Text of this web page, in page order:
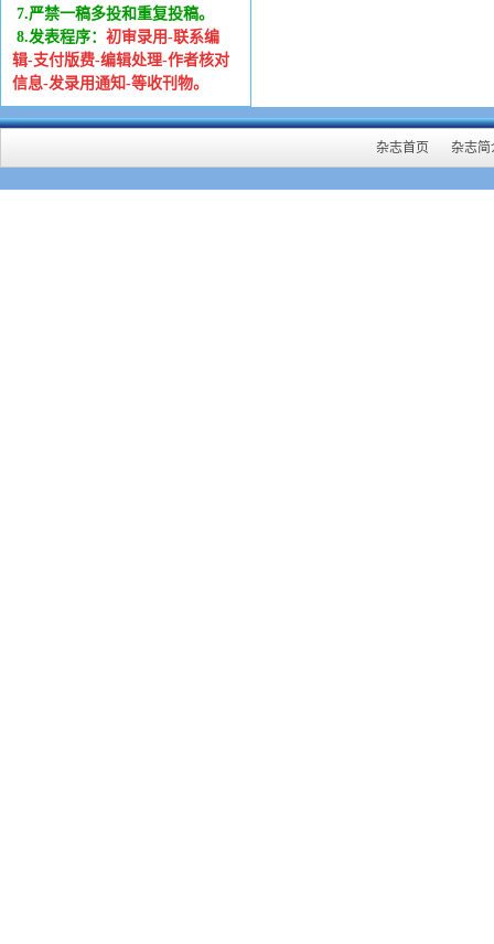
7.严禁一稿多投和重复投稿。
8.发表程序： 初审录用-联系编
辑-支付版费-编辑处理-作者核对
信息-发录用通知-等收刊物。
杂志首页 杂志简